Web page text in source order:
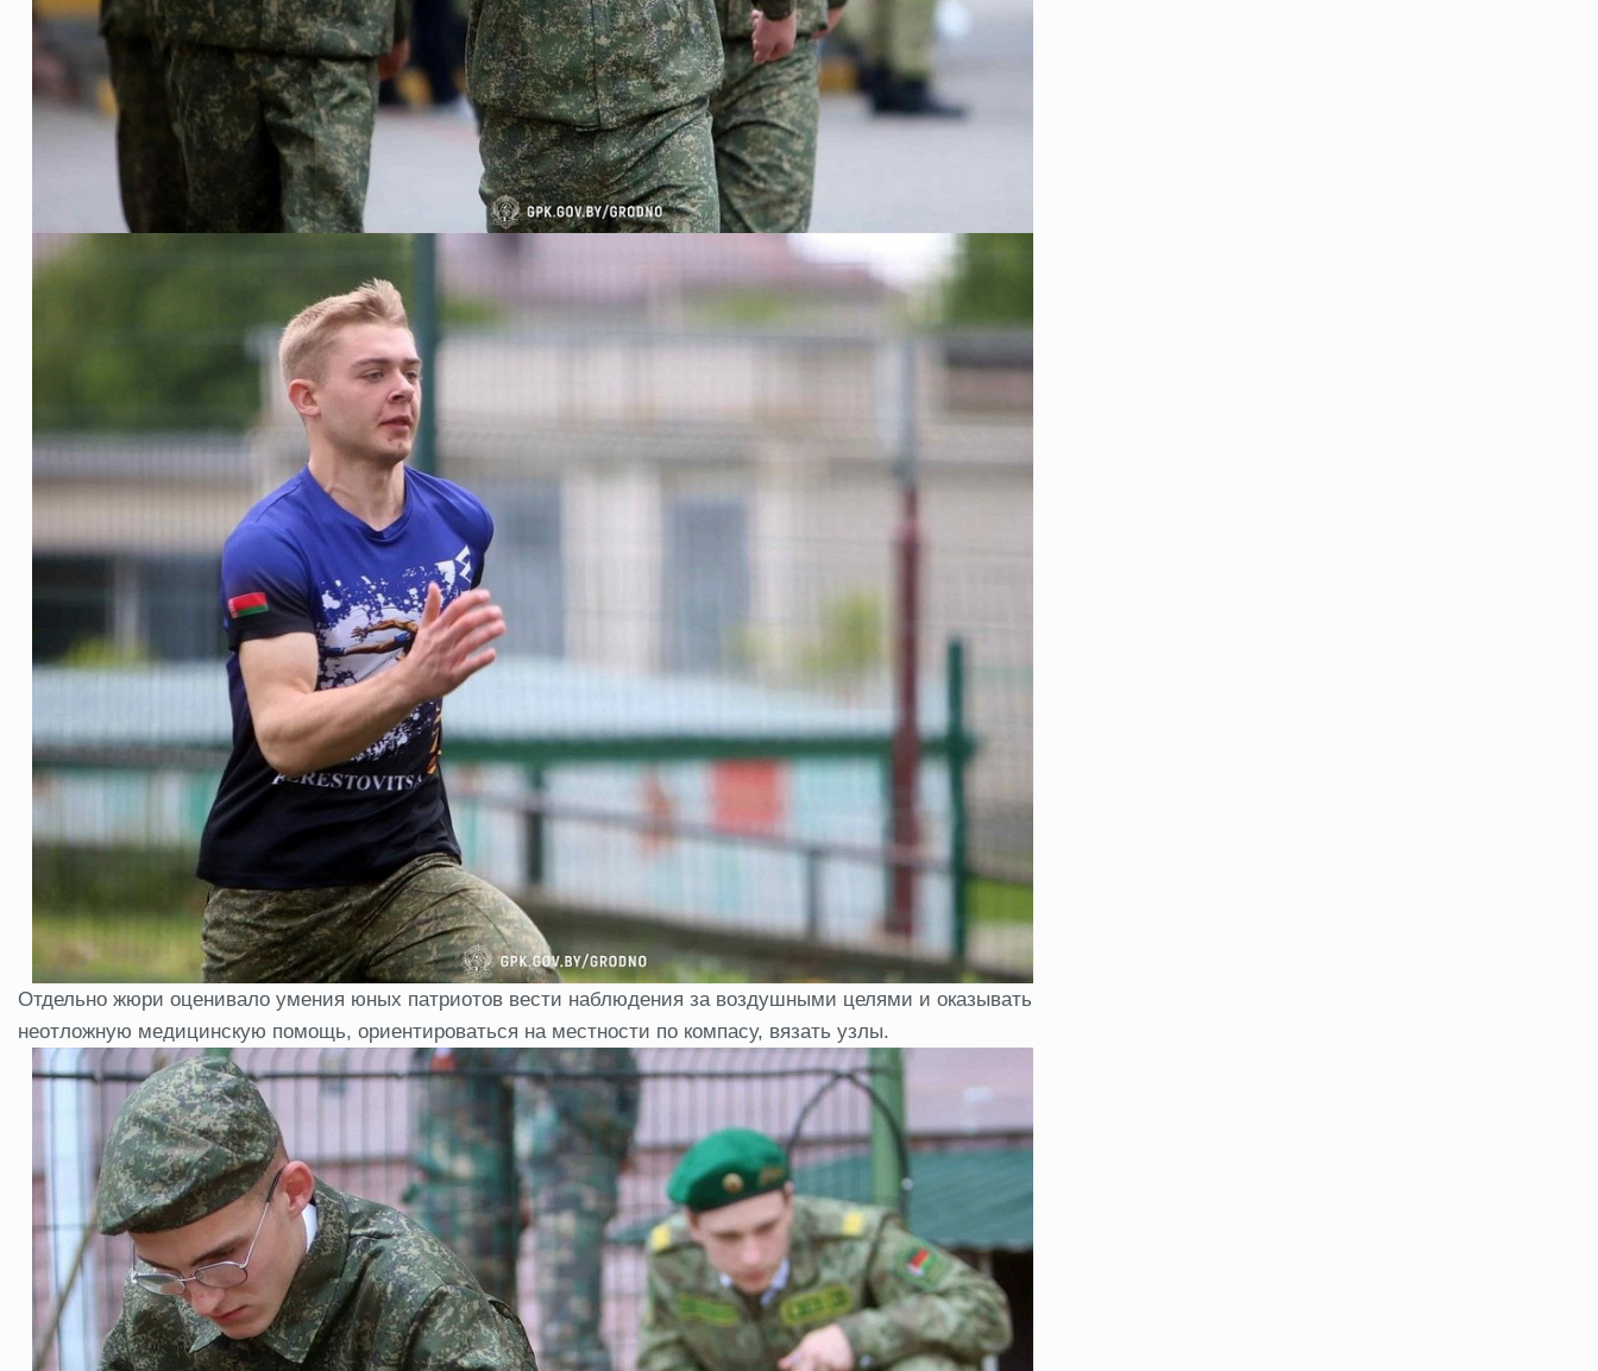
Отдельно жюри оценивало умения юных патриотов вести наблюдения за воздушными целями и оказывать
неотложную медицинскую помощь, ориентироваться на местности по компасу, вязать узлы.